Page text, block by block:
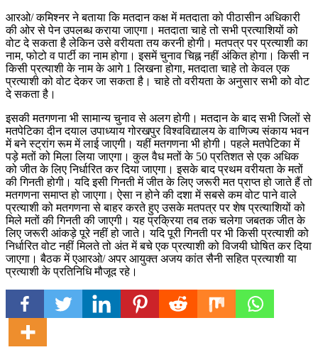
आरओ/ कमिश्नर ने बताया कि मतदान कक्ष में मतदाता को पीठासीन अधिकारी
की ओर से पेन उपलब्ध कराया जाएगा। मतदाता चाहे तो सभी प्रत्याशियों को
वोट दे सकता है लेकिन उसे वरीयता तय करनी होगी। मतपत्र पर प्रत्याशी का
नाम, फोटो व पार्टी का नाम होगा। इसमें चुनाव चिह्न नहीं अंकित होगा। किसी न
किसी प्रत्याशी के नाम के आगे 1 लिखना होगा, मतदाता चाहे तो केवल एक
प्रत्याशी को वोट देकर जा सकता है। चाहे तो वरीयता के अनुसार सभी को वोट
दे सकता है।
इसकी मतगणना भी सामान्य चुनाव से अलग होगी। मतदान के बाद सभी जिलों से
मतपेटिका दीन दयाल उपाध्याय गोरखपुर विश्वविद्यालय के वाणिज्य संकाय भवन
में बने स्ट्रांग रूम में लाई जाएगी। यहीं मतगणना भी होगी। पहले मतपेटिका में
पड़े मतों को मिला लिया जाएगा। कुल वैध मतों के 50 प्रतिशत से एक अधिक
को जीत के लिए निर्धारित कर दिया जाएगा। इसके बाद प्रथम वरीयता के मतों
की गिनती होगी। यदि इसी गिनती में जीत के लिए जरूरी मत प्राप्त हो जाते हैं तो
मतगणना समाप्त हो जाएगा। ऐसा न होने की दशा में सबसे कम वोट पाने वाले
प्रत्याशी को मतगणना से बाहर करते हुए उसके मतपत्र पर शेष प्रत्याशियों को
मिले मतों की गिनती की जाएगी। यह प्रक्रिया तब तक चलेगा जबतक जीत के
लिए जरूरी आंकड़े पूरे नहीं हो जाते। यदि पूरी गिनती पर भी किसी प्रत्याशी को
निर्धारित वोट नहीं मिलते तो अंत में बचे एक प्रत्याशी को विजयी घोषित कर दिया
जाएगा। बैठक में एआरओ/ अपर आयुक्त अजय कांत सैनी सहित प्रत्याशी या
प्रत्याशी के प्रतिनिधि मौजूद रहे।